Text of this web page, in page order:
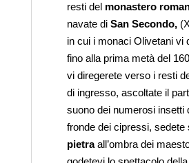
resti del monastero
navate di San Secondo,
in cui i monaci Olivetani vi
fino alla prima metà del
vi diregerete verso i resti
di ingresso, ascoltate il
suono dei numerosi insetti
fronde dei cipressi, sedete
pietraall’ombra dei